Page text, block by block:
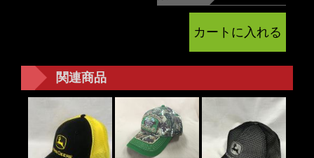
関連商品